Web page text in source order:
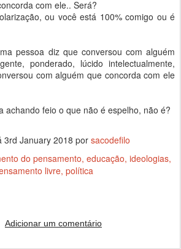
com ele.. Será?
ou você está 100% comigo ou é
pessoa diz que conversou com alguém
ponderado, lúcido intelectualmente,
com alguém que concorda com ele
achando feio o que não é espelho, não é?
3rd January 2018 por sacodefilo
do pensamento educação ideologias
livre política
Adicionar um comentário